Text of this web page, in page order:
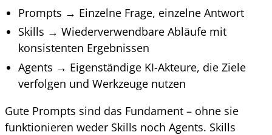
Prompts → Einzelne Frage, einzelne Antwort
Skills → Wiederverwendbare Abläufe mit
konsistenten Ergebnissen
Agents → Eigenständige KI-Akteure, die Ziele
verfolgen und Werkzeuge nutzen
Gute Prompts sind das Fundament – ohne sie
funktionieren weder Skills noch Agents. Skills